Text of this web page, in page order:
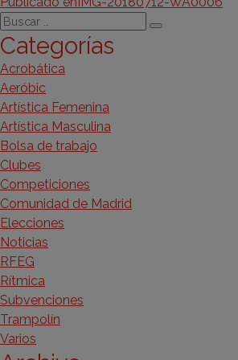
Navegación
de
entradas
Buscar
por:
Buscar
Categorías
Acrobática
Aeróbic
Artística Femenina
Artística Masculina
Bolsa de trabajo
Clubes
Competiciones
Comunidad de Madrid
Elecciones
Noticias
RFEG
Rítmica
Subvenciones
Trampolín
Varios